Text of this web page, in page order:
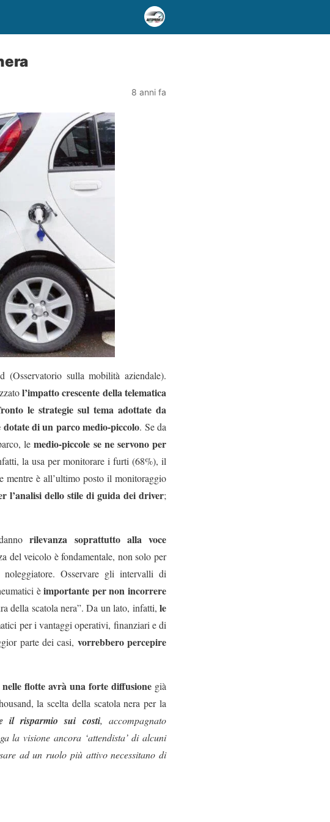
8 anni fa
sulla mobilità aziendale).
l’impatto crescente della telematica
le strategie sul tema adottate da
di un parco medio-piccolo. Se da
lemedio-piccole se ne servono per
la usa per monitorare i furti (68%), il
è all’ultimo posto il monitoraggio
l’analisi dello stile di guida dei driver;
rilevanza soprattutto alla voce
del veicolo è fondamentale, non solo per
Osservare gli intervalli di
èimportante per non incorrere
della scatola nera”. Da un lato, infatti, le
per i vantaggi operativi, finanziari e di
parte dei casi, vorrebbero percepire
nelle flotte avrà una forte diffusione già
la scelta della scatola nera per la
il risparmio sui costi, accompagnato
la visione ancora ‘attendista’ di alcuni
ad un ruolo più attivo necessitano di